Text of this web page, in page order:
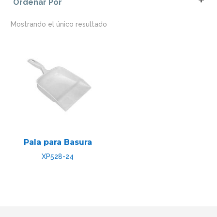
Ordenar Por
Mostrando el único resultado
Pala para Basura
XP528-24